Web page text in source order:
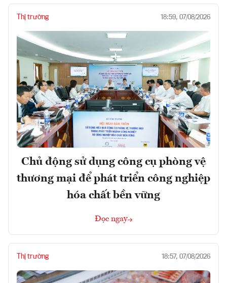
Thị trường 18:59, 07/08/2026
Chủ động sử dụng công cụ phòng vệ
thương mại để phát triển công nghiệp
hóa chất bền vững
Đọc ngay
Thị trường 18:57, 07/08/2026